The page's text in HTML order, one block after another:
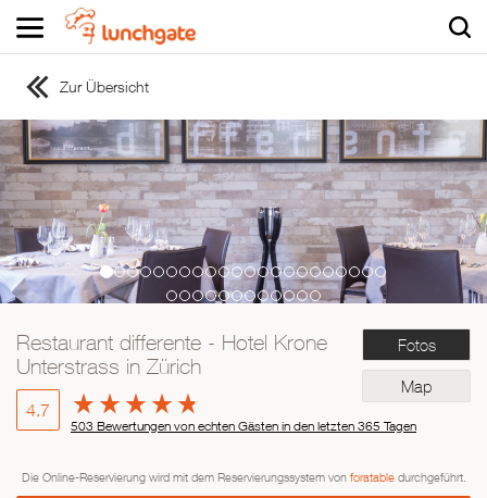
ZUR STARTSEITE
ZUR RESTAURANTSUCHE
Asiatisch
Italienisch
Französisch
Traditionell
Mexikanisch
Zur Übersicht
Fotos
Map
Restaurant differente - Hotel Krone
Unterstrass in Zürich
4.7
503 Bewertungen von echten Gästen in den letzten 365 Tagen
Die Online-Reservierung wird mit dem Reservierungssystem von foratabledurchgeführt.